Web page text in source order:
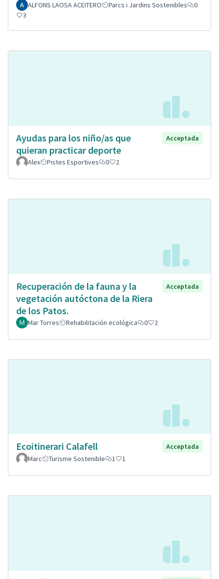
ALFONS LAOSA ACEITERO Parcs i Jardins Sostenibles
0
3
Ayudas para los niño/as que
quieran practicar deporte
Acceptada
Alex Pistes Esportives 0 2
Recuperación de la fauna y la
vegetación autóctona de la Riera
de los Patos.
Acceptada
Mar Torres Rehabilitación ecológica 0 2
Ecoitinerari Calafell
Acceptada
Marc
Turisme Sostenible 1 1